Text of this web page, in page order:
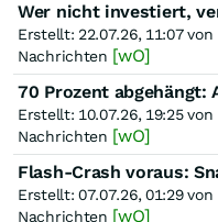
Erstellt: 22.07.26, 11:07 von
Nachrichten [wO]
Erstellt: 10.07.26, 19:25 von
Nachrichten [wO]
Erstellt: 07.07.26, 01:29 von
Nachrichten [wO]